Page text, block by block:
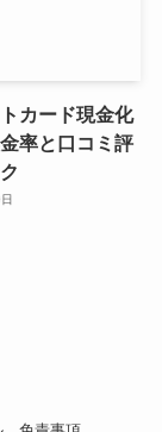
トカード現金化
率と口コミ評